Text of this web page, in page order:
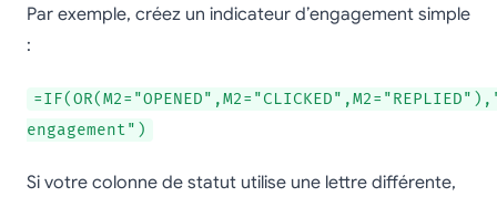
Par exemple, créez un indicateur d’engagement simple
:
engagement")
Si votre colonne de statut utilise une lettre différente,